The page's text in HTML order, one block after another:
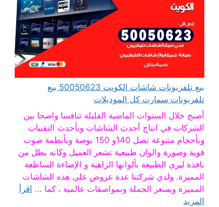
بيع تلفزيونات شاشات الكويت 50050623 بيع
تلفزيونات سمارت كل الموديلات
أصبح خلال السنوات الماضية القليلة تنافسا واضحا بين
الشركات في انتاج أحدث الشاشات وبأحدث التقنيات
وبأحجام متنوعة تصل 140و 150 بوصة وبأنظمة صوت
قوية وصورة والوان طبيعية تشعر العميل وكانه يطل من
نافذة ليرى الطبيعة بألوانها الزاهية و الإضاءة الساطعة
المميزة. ولدى شركتنا عدة عروض على هذه الشاشات
المميزة وبسعر الجملة وبمواصفات عالمية ، كما ... اقرأ
المزيد